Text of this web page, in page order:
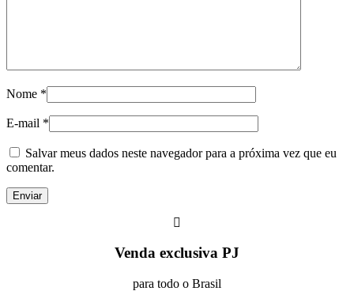
Nome *
E-mail *
Salvar meus dados neste navegador para a próxima vez que eu
comentar.
Venda exclusiva PJ
para todo o Brasil